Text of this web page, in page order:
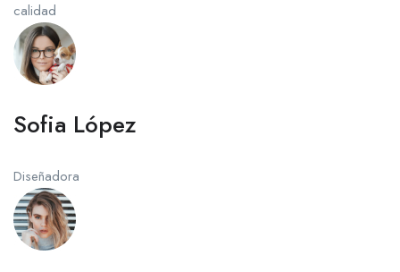
calidad
Sofia López
Diseñadora